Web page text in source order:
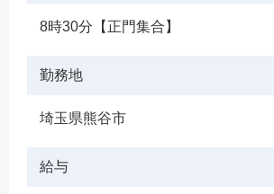
8時30分【正門集合】
勤務地
埼玉県熊谷市
給与